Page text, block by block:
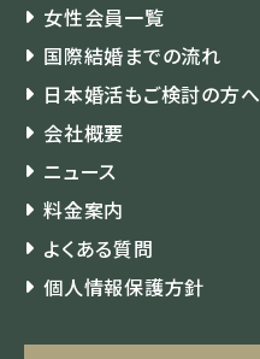
女性会員一覧
国際結婚までの流れ
日本婚活もご検討の方へ
会社概要
ニュース
料金案内
よくある質問
個人情報保護方針